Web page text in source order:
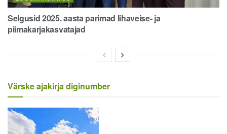
Selgusid 2025. aasta parimad lihaveise- ja
piimakarjakasvatajad
Värske ajakirja diginumber